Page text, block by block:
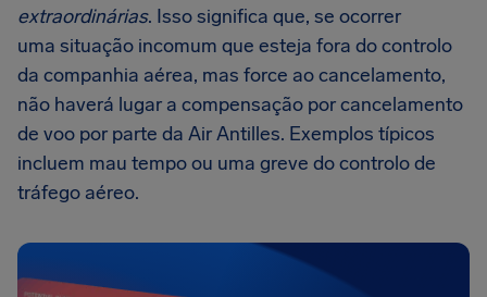
extraordinárias. Isso significa que, se ocorrer
uma situação incomum que esteja fora do controlo
da companhia aérea, mas force ao cancelamento,
não haverá lugar a compensação por cancelamento
de voo por parte da Air Antilles. Exemplos típicos
incluem mau tempo ou uma greve do controlo de
tráfego aéreo.